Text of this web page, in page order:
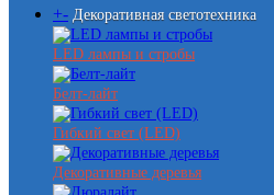
+- Декоративная светотехника
LED лампы и стробы
Белт-лайт
Гибкий свет (LED)
Декоративные деревья